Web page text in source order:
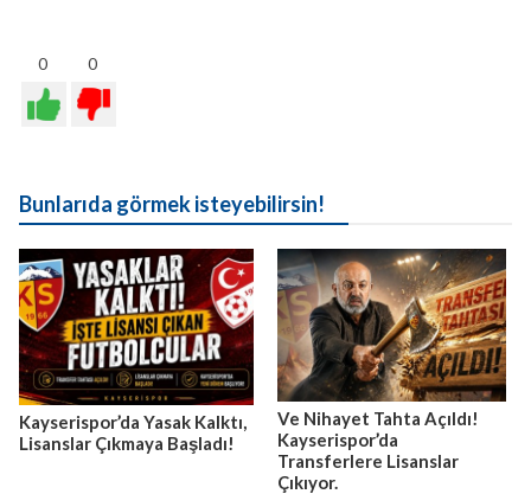
0 0
Bunlarıda görmek isteyebilirsin!
Kayserispor’da Yasak Kalktı,
Lisanslar Çıkmaya Başladı!
Ve Nihayet Tahta Açıldı!
Kayserispor’da
Transferlere Lisanslar
Çıkıyor.